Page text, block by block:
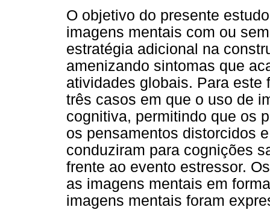
O objetivo do presente
imagens mentais com ou
estratégia adicional na
amenizando sintomas que
atividades globais. Para este
três casos em que o uso de
cognitiva, permitindo que os
os pensamentos distorcidos
conduziram para cognições
frente ao evento estressor.
as imagens mentais em
imagens mentais foram